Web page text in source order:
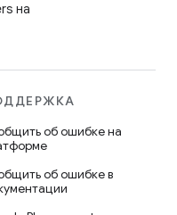
на
об ошибке на
об ошибке в